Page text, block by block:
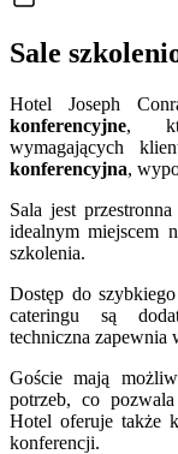
Sale
Hotel Joseph
konferencyjne,
wymagających
konferencyjna,
Sala jest
idealnym miejscem
szkolenia.
Dostęp do
cateringu są
techniczna zapewnia
Goście mają
potrzeb, co
Hotel oferuje także
konferencji.